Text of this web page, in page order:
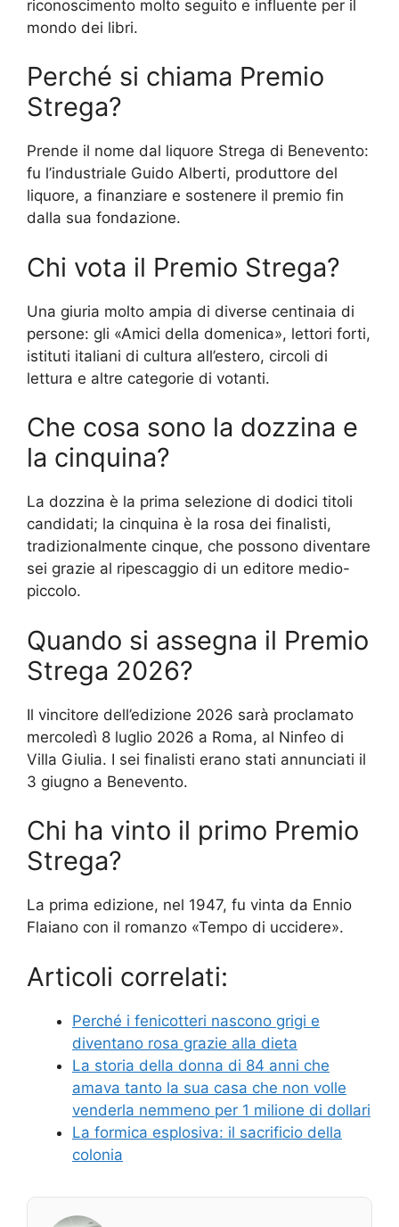
riconoscimento molto seguito e influente per il
mondo dei libri.
Perché si chiama Premio
Strega?
Prende il nome dal liquore Strega di Benevento:
fu l’industriale Guido Alberti, produttore del
liquore, a finanziare e sostenere il premio fin
dalla sua fondazione.
Chi vota il Premio Strega?
Una giuria molto ampia di diverse centinaia di
persone: gli «Amici della domenica», lettori forti,
istituti italiani di cultura all’estero, circoli di
lettura e altre categorie di votanti.
Che cosa sono la dozzina e
la cinquina?
La dozzina è la prima selezione di dodici titoli
candidati; la cinquina è la rosa dei finalisti,
tradizionalmente cinque, che possono diventare
sei grazie al ripescaggio di un editore medio-
piccolo.
Quando si assegna il Premio
Strega 2026?
Il vincitore dell’edizione 2026 sarà proclamato
mercoledì 8 luglio 2026 a Roma, al Ninfeo di
Villa Giulia. I sei finalisti erano stati annunciati il
3 giugno a Benevento.
Chi ha vinto il primo Premio
Strega?
La prima edizione, nel 1947, fu vinta da Ennio
Flaiano con il romanzo «Tempo di uccidere».
Articoli correlati:
Perché i fenicotteri nascono grigi e
diventano rosa grazie alla dieta
La storia della donna di 84 anni che
amava tanto la sua casa che non volle
venderla nemmeno per 1 milione di dollari
La formica esplosiva: il sacrificio della
colonia